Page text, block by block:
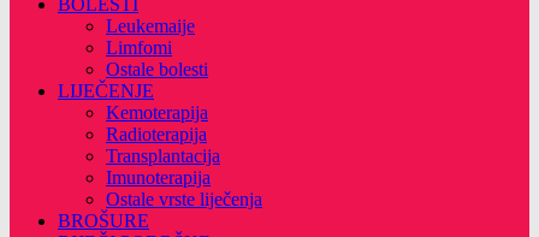
BOLESTI
Leukemaije
Limfomi
Ostale bolesti
LIJEČENJE
Kemoterapija
Radioterapija
Transplantacija
Imunoterapija
Ostale vrste liječenja
BROŠURE